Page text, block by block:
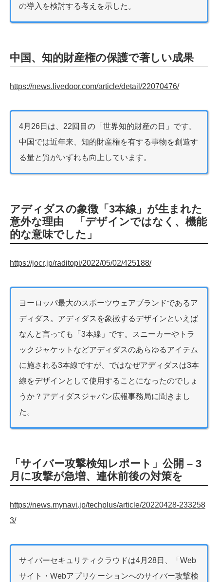
の導入を検討する考えを示した。
中国、知的財産権の保護で著しい成果
https://news.livedoor.com/article/detail/22070476/
4月26日は、22回目の「世界知的財産の日」です。
中国では近年来、知的財産権を有する事物を創造す
る量と質がいずれも向上しています。
アディダスの象徴「3本線」が生まれた
意外な理由 「デザインではなく、機能
的な意味でした」
https://jocr.jp/raditopi/2022/05/02/425188/
ヨーロッパ最大のスポーツウェアブランドであるア
ディダス。アディダスを象徴するデザインといえば
なんと言っても「3本線」です。スニーカーやトラ
ックジャケットなどアディダスのあらゆるアイテム
に施される3本線ですが、ではなぜアディダスは3本
線をデザインとして使用することになったのでしょ
うか？アディダスジャパン広報事務局に聞きまし
た。
「サイバー攻撃検知レポート」公開 – 3
月に攻撃が急増、連休前後の対策を
https://news.mynavi.jp/techplus/article/20220428-233258
3/
サイバーセキュリティクラウドは4月28日、「Web
サイト・Webアプリケーションへのサイバー攻撃検